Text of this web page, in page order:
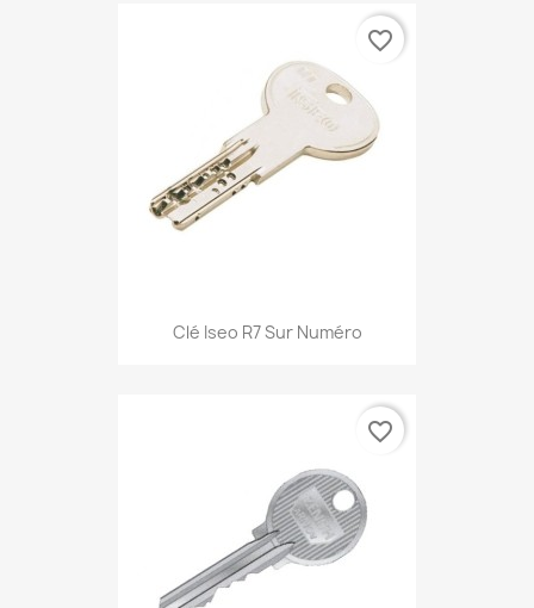
Clé Iseo R7 Sur Numéro
favorite_border
favorite_border